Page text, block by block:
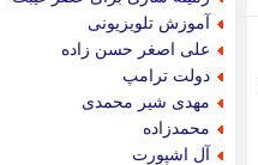
آموزش تلویزیونی
علی اصغر حسن زاده
دولت ترامپ
مهدی شیر محمدی
محمدزاده
آل اشپورت